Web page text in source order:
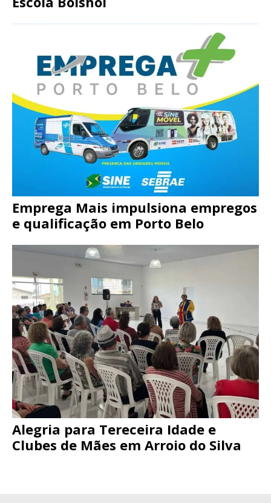
Emprega Mais impulsiona empregos
e qualificação em Porto Belo
Alegria para Tereceira Idade e
Clubes de Mães em Arroio do Silva